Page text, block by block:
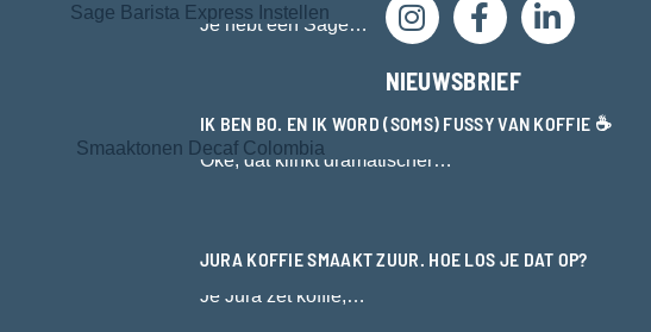
Je hebt een Sage…
IK BEN BO. EN IK WORD (SOMS) FUSSY VAN KOFFIE ☕
Oké, dat klinkt dramatischer…
JURA KOFFIE SMAAKT ZUUR. HOE LOS JE DAT OP?
Je Jura zet koffie,…
NIEUWSBRIEF